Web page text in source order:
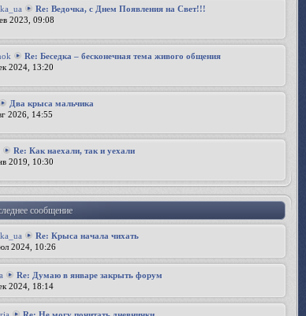
Re: Ведочка, с Днем Появления на Свет!!!
2023, 09:08
Re: Беседка – бесконечная тема живого общения
2024, 13:20
Два крыса мальчика
2026, 14:55
Re: Как наехали, так и уехали
2019, 10:30
сообщение
Re: Крыса начала чихать
2024, 10:26
Re: Думаю в январе закрыть форум
2024, 18:14